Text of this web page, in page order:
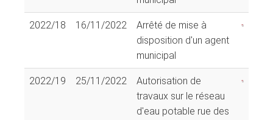
2022/18 16/11/2022
Arrêté de mise à
disposition d'un agent
municipal
2022/19 25/11/2022
Autorisation de
travaux sur le réseau
d'eau potable rue des